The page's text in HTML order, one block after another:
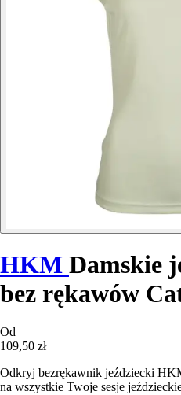
HKM Damskie
bez rękawów
Od
109,50 zł
Odkryj bezrękawnik jeździecki
na wszystkie Twoje sesje